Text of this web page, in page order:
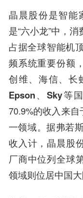
晶晨股份是智能
是“六小龙”中，
占据全球智能机
频系统重要份额
创维、海信、长
Epson、Sky等
70.9%的收入来
一领域。据弗若
收入计， 晶晨股
厂商中位列全球
领域则位居中国大